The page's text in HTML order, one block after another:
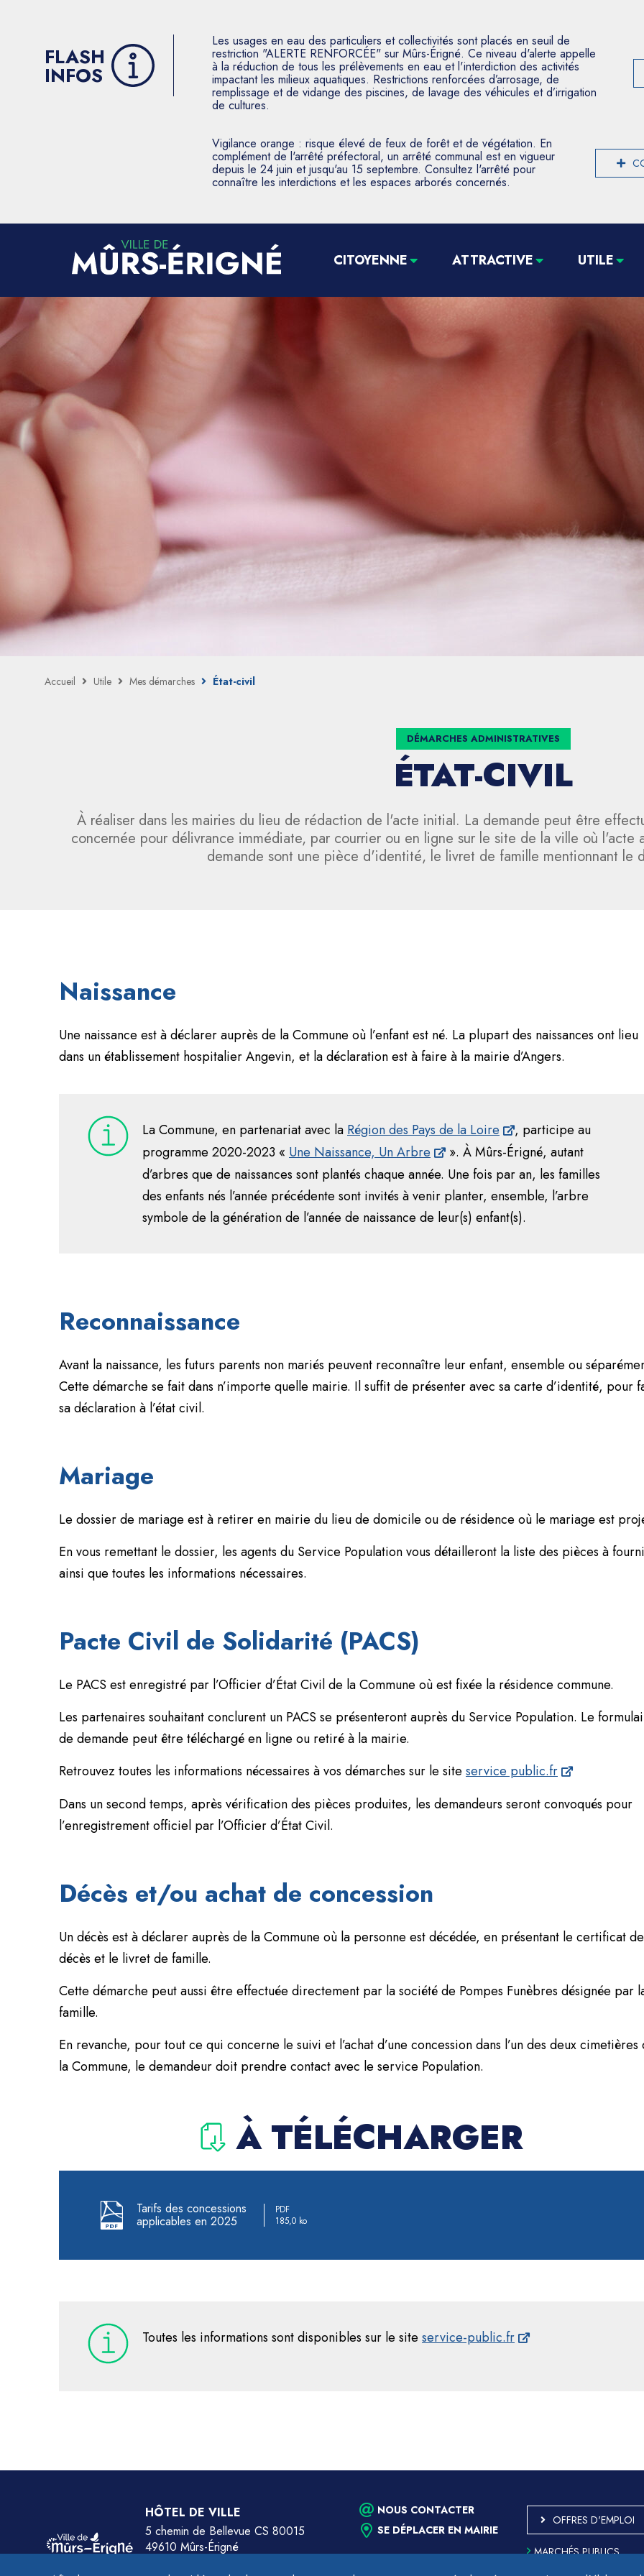
FLASH
INFOS
Les usages en eau des particuliers et collectivités sont placés en seuil de
restriction "ALERTE RENFORCÉE" sur Mûrs-Érigné. Ce niveau d'alerte appelle
à la réduction de tous les prélèvements en eau et l'interdiction des activités
impactant les milieux aquatiques. Restrictions renforcées d’arrosage, de
remplissage et de vidange des piscines, de lavage des véhicules et d’irrigation
de cultures.
Vigilance orange : risque élevé de feux de forêt et de végétation. En
complément de l'arrêté préfectoral, un arrêté communal est en vigueur
depuis le 24 juin et jusqu'au 15 septembre. Consultez l'arrêté pour
connaître les interdictions et les espaces arborés concernés.
CITOYENNE ATTRACTIVE UTILE
Accueil Utile Mes démarches État-civil
DÉMARCHES ADMINISTRATIVES
ÉTAT-CIVIL
À réaliser dans les mairies du lieu de rédaction de l'acte initial. La demande peut être
concernée pour délivrance immédiate, par courrier ou en ligne sur le site de la ville où
demande sont une pièce d'identité, le livret de famille mentionnant le
Naissance
Une naissance est à déclarer auprès de la Commune où l’enfant est né. La plupart des naissances ont lieu
dans un établissement hospitalier Angevin, et la déclaration est à faire à la mairie d’Angers.
La Commune, en partenariat avec la Région des Pays de la Loire
, participe au
programme 2020-2023 « Une Naissance, Un Arbre
». À Mûrs-Érigné, autant
d’arbres que de naissances sont plantés chaque année. Une fois par an, les familles
des enfants nés l’année précédente sont invités à venir planter, ensemble, l’arbre
symbole de la génération de l’année de naissance de leur(s) enfant(s).
Reconnaissance
Avant la naissance, les futurs parents non mariés peuvent reconnaître leur enfant, ensemble ou
Cette démarche se fait dans n’importe quelle mairie. Il suffit de présenter avec sa carte d’identité, pour
sa déclaration à l’état civil.
Mariage
Le dossier de mariage est à retirer en mairie du lieu de domicile ou de résidence où le mariage est
En vous remettant le dossier, les agents du Service Population vous détailleront la liste des pièces à
ainsi que toutes les informations nécessaires.
Pacte Civil de Solidarité (PACS)
Le PACS est enregistré par l’Officier d’État Civil de la Commune où est fixée la résidence commune.
Les partenaires souhaitant conclurent un PACS se présenteront auprès du Service Population. Le
de demande peut être téléchargé en ligne ou retiré à la mairie.
Retrouvez toutes les informations nécessaires à vos démarches sur le site service public.fr
Dans un second temps, après vérification des pièces produites, les demandeurs seront convoqués pour
l’enregistrement officiel par l’Officier d’État Civil.
Décès et/ou achat de concession
Un décès est à déclarer auprès de la Commune où la personne est décédée, en présentant le certificat de
décès et le livret de famille.
Cette démarche peut aussi être effectuée directement par la société de Pompes Funèbres désignée par
famille.
En revanche, pour tout ce qui concerne le suivi et l’achat d’une concession dans l’un des deux cimetières
la Commune, le demandeur doit prendre contact avec le service Population.
À TÉLÉCHARGER
Tarifs des concessions
applicables en 2025
PDF
185,0 ko
Toutes les informations sont disponibles sur le site service-public.fr
HÔTEL DE VILLE
5 chemin de Bellevue CS 80015
49610 Mûrs-Érigné
NOUS CONTACTER
SE DÉPLACER EN MAIRIE
OFFRES D'EMPLOI
MARCHÉS PUBLICS